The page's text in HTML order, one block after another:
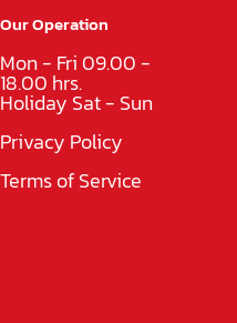
Our Operation
Mon - Fri 09.00 -
18.00 hrs.
Holiday Sat - Sun
Privacy Policy
Terms of Service